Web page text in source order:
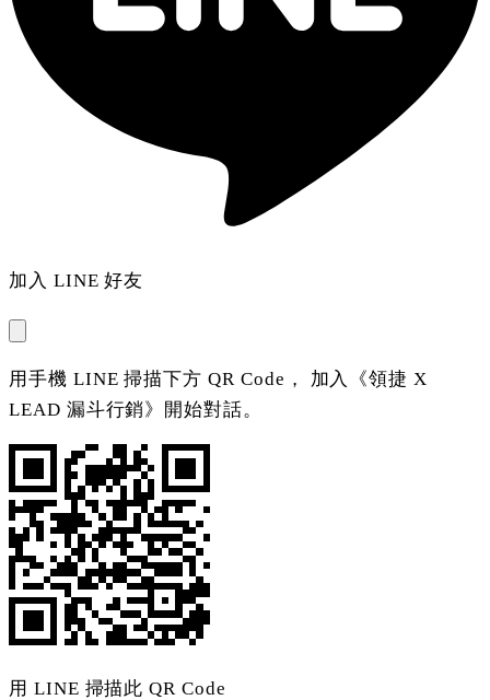
加入 LINE 好友
用手機 LINE 掃描下方 QR Code， 加入《領捷 X
LEAD 漏斗行銷》開始對話。
用 LINE 掃描此 QR Code